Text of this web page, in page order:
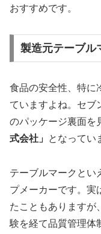
おすすめです。
製造元テーブル
食品の安全性、特に
ていますよね。セブ
のパッケージ裏面を
式会社」
となってい
テーブルマークとい
プメーカーです。実
たこともありますが
験を経て品質管理体